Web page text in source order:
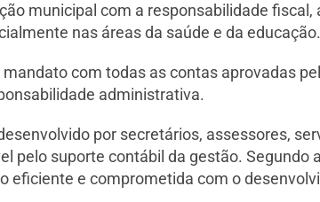
municipal com a responsabilidade
nas áreas da saúde e da educação.
com todas as contas aprovadas
administrativa.
por secretários, assessores,
pelo suporte contábil da gestão.
eficiente e comprometida com o